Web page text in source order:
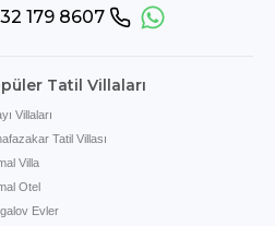
179 8607
Tatil Villaları
Villaları
Tatil Villası
Villa
Otel
Evler